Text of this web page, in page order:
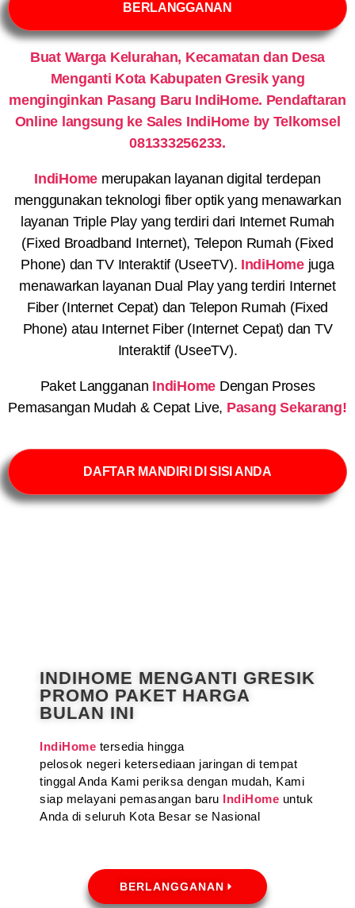
BERLANGGANAN
Buat Warga Kelurahan, Kecamatan dan Desa
Menganti Kota Kabupaten Gresik yang
menginginkan Pasang Baru IndiHome. Pendaftaran
Online langsung ke Sales IndiHome by Telkomsel
081333256233.
IndiHome merupakan layanan digital terdepan
menggunakan teknologi fiber optik yang menawarkan
layanan Triple Play yang terdiri dari Internet Rumah
(Fixed Broadband Internet), Telepon Rumah (Fixed
Phone) dan TV Interaktif (UseeTV). IndiHomejuga
menawarkan layanan Dual Play yang terdiri Internet
Fiber (Internet Cepat) dan Telepon Rumah (Fixed
Phone) atau Internet Fiber (Internet Cepat) dan TV
Interaktif (UseeTV).
Paket Langganan IndiHome Dengan Proses
Pemasangan Mudah & Cepat Live, Pasang Sekarang!
DAFTAR MANDIRI DI SISI ANDA
INDIHOME MENGANTI GRESIK
PROMO PAKET HARGA
BULAN INI
IndiHome tersedia hingga
pelosok negeri ketersediaan jaringan di tempat
tinggal Anda Kami periksa dengan mudah, Kami
siap melayani pemasangan baru IndiHome untuk
Anda di seluruh Kota Besar se Nasional
BERLANGGANAN